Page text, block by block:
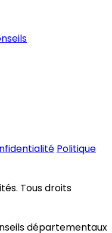
Politique
Tous droits
départementaux